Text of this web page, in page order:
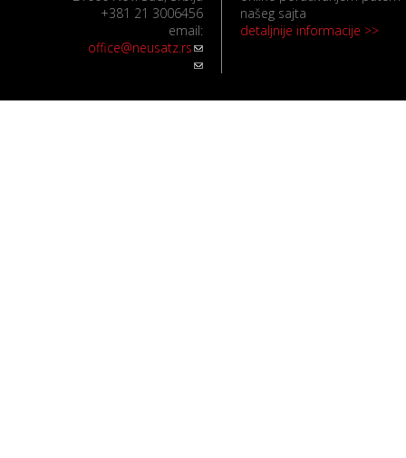
+381 21 3006456
email:
office@neusatz.rs(link sends e-mail)
našeg sajta
detaljnije informacije >>